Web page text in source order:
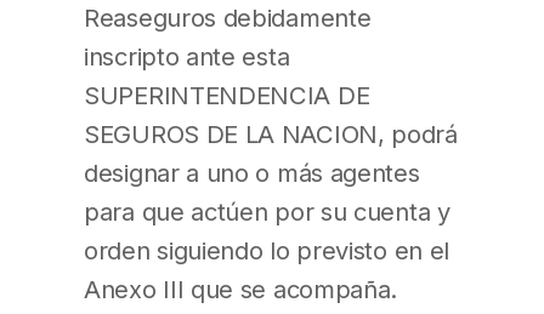
Reaseguros debidamente
inscripto ante esta
SUPERINTENDENCIA DE
SEGUROS DE LA NACION, podrá
designar a uno o más agentes
para que actúen por su cuenta y
orden siguiendo lo previsto en el
Anexo III que se acompaña.